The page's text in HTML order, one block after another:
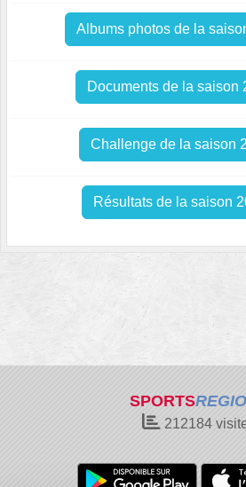
Albums photos de la
Documents de la saison
Challenge de la saison
Résultats de la saison
SPORTS
212184